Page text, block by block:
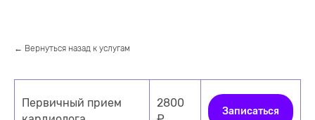
← Вернуться назад к услугам
Первичный прием
2800
Записаться